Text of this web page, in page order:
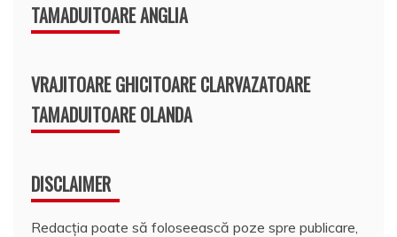
TAMADUITOARE ANGLIA
VRAJITOARE GHICITOARE CLARVAZATOARE
TAMADUITOARE OLANDA
DISCLAIMER
Redacția poate să foloseească poze spre publicare,